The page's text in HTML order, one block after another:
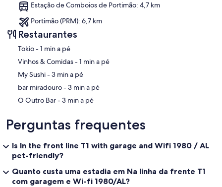
Estação de Comboios de Portimão: 4,7 km
Portimão (PRM): 6,7 km
Restaurantes
‪Tokio - ‬1 min a pé
‪Vinhos & Comidas - ‬1 min a pé
‪My Sushi - ‬3 min a pé
‪bar miradouro - ‬3 min a pé
‪O Outro Bar - ‬3 min a pé
Perguntas frequentes
Is In the front line T1 with garage and Wifi 1980 / AL
pet-friendly?
Quanto custa uma estadia em Na linha da frente T1
com garagem e Wi-fi 1980/AL?